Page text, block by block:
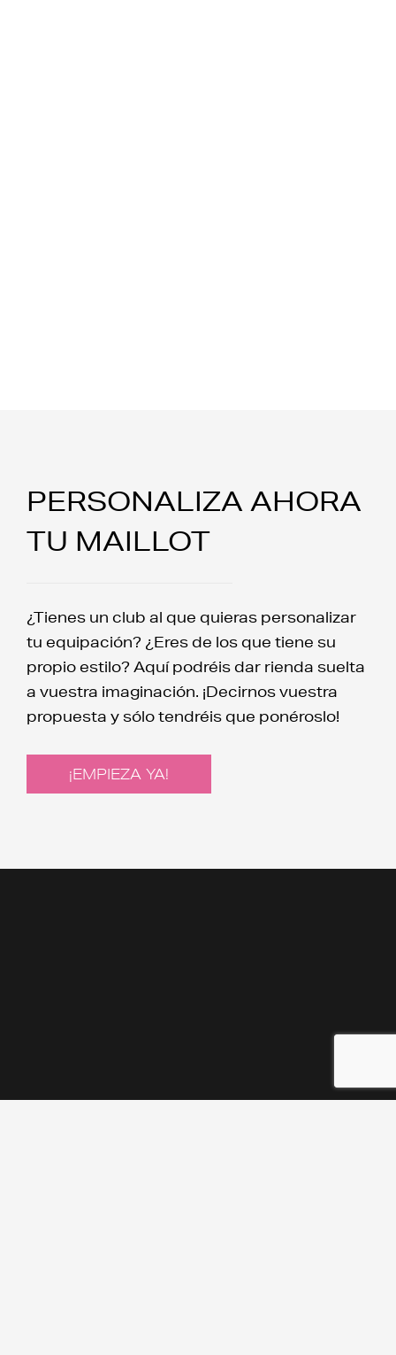
PERSONALIZA AHORA
TU MAILLOT
¿Tienes un club al que quieras personalizar
tu equipación? ¿Eres de los que tiene su
propio estilo? Aquí podréis dar rienda suelta
a vuestra imaginación. ¡Decirnos vuestra
propuesta y sólo tendréis que ponéroslo!
¡EMPIEZA YA!